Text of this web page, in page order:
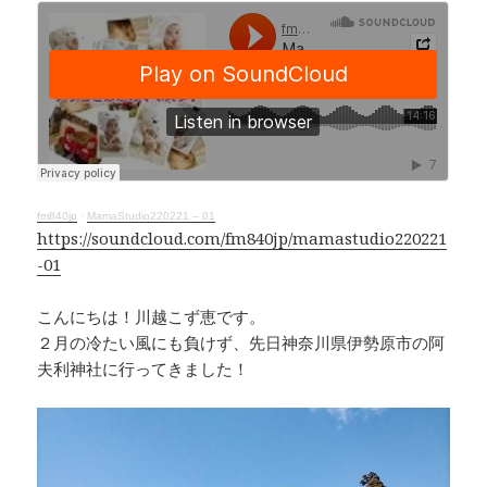
c
e
b
o
o
k
e
e
a
d
s
p
y
Li
n
k
fm840jp · MamaStudio220221 – 01
https://soundcloud.com/fm840jp/mamastudio220221
-01
こんにちは！川越こず恵です。
２月の冷たい風にも負けず、先日神奈川県伊勢原市の阿
夫利神社に行ってきました！